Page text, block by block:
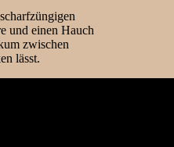
und einen Hauch
zwischen
lässt.